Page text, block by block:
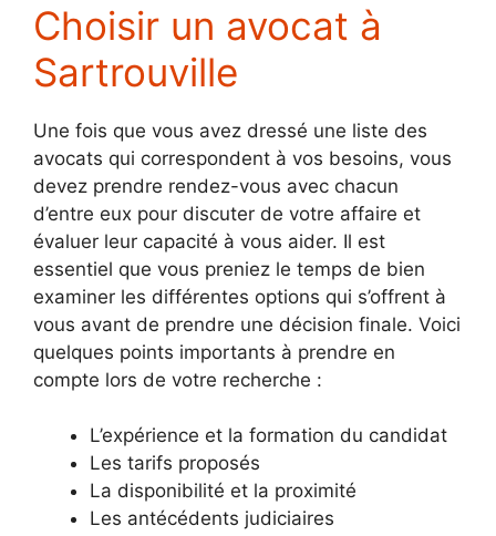
Choisir un avocat à
Sartrouville
Une fois que vous avez dressé une liste des
avocats qui correspondent à vos besoins, vous
devez prendre rendez-vous avec chacun
d’entre eux pour discuter de votre affaire et
évaluer leur capacité à vous aider. Il est
essentiel que vous preniez le temps de bien
examiner les différentes options qui s’offrent à
vous avant de prendre une décision finale. Voici
quelques points importants à prendre en
compte lors de votre recherche :
L’expérience et la formation du candidat
Les tarifs proposés
La disponibilité et la proximité
Les antécédents judiciaires